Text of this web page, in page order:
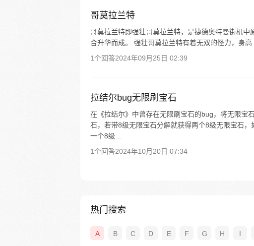
哥莫拉兰特
哥莫拉兰特即强壮哥莫拉兰特，是捷德奥特曼街机
合升华而成。 强壮哥莫拉兰特有着无双的怪力，身
1个回答2024年09月25日 02:39
拉结尔bug无限刷宝石
在《拉结尔》中曾存在无限刷宝石的bug，将无限宝
石，若带8级无限宝石分解就获得两个8级无限宝石
一个8级...
1个回答2024年10月20日 07:34
热门搜索
A B C D E F G H I